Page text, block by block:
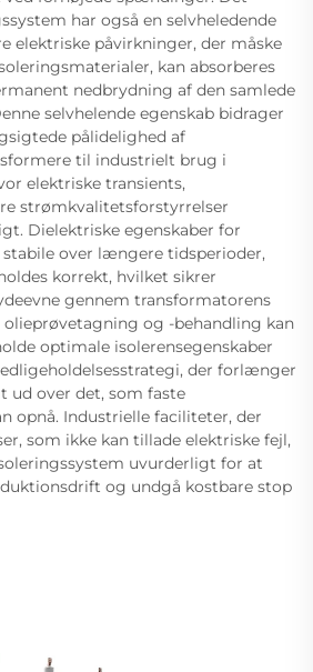
har også en selvheledende
elektriske påvirkninger, der måske
kan absorberes
nedbrydning af den samlede
selvhelende egenskab bidrager
pålidelighed af
til industrielt brug i
elektriske transients,
strømkvalitetsforstyrrelser
Dielektriske egenskaber for
over længere tidsperioder,
korrekt, hvilket sikrer
gennem transformatorens
og -behandling kan
optimale isolerensegenskaber
der forlænger
ud over det, som faste
opnå. Industrielle faciliteter, der
som ikke kan tillade elektriske fejl,
uvurderligt for at
og undgå kostbare stop